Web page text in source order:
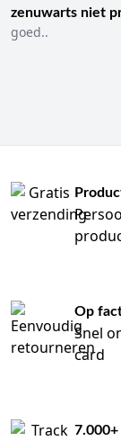
zenuwarts niet
goed..
Op
Snel
card